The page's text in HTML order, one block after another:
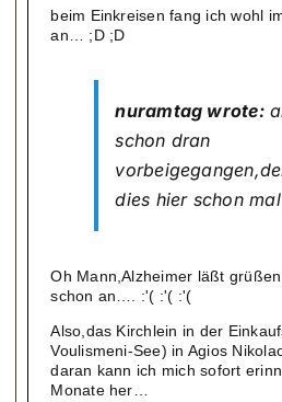
beim Einkreisen fang ich wohl
an… ;D ;D
nuramtag wrote:
schon dran
dies hier schon
Oh Mann,Alzheimer läßt
schon an…. :'( :'( :'(
Also,das Kirchlein in der
Voulismeni-See) in Agios
daran kann ich mich sofort
Monate her…